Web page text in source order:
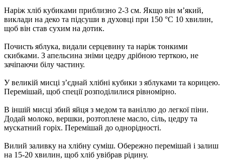
Наріж хліб кубиками приблизно 2-3 см. Якщо він м’який,
виклади на деко та підсуши в духовці при 150 °C 10 хвилин,
щоб він став сухим на дотик.
Почисть яблука, видали серцевину та наріж тонкими
скибками. З апельсина зніми цедру дрібною терткою, не
зачіпаючи білу частину.
У великій мисці з’єднай хлібні кубики з яблуками та корицею.
Перемішай, щоб спеції розподілилися рівномірно.
В іншій мисці збий яйця з медом та ваніллю до легкої піни.
Додай молоко, вершки, розтоплене масло, сіль, цедру та
мускатний горіх. Перемішай до однорідності.
Вилий заливку на хлібну суміш. Обережно перемішай і залиш
на 15-20 хвилин, щоб хліб увібрав рідину.